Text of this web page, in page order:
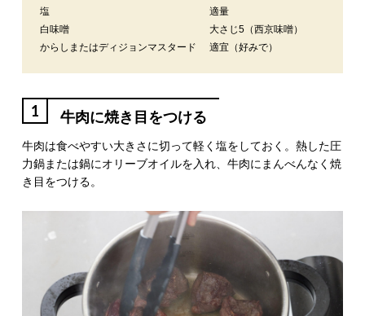
塩
適量
白味噌
大さじ5（西京味噌）
からしまたはディジョンマスタード
適宜（好みで）
1 牛肉に焼き目をつける
牛肉は食べやすい大きさに切って軽く塩をしておく。熱した圧
力鍋または鍋にオリーブオイルを入れ、牛肉にまんべんなく焼
き目をつける。